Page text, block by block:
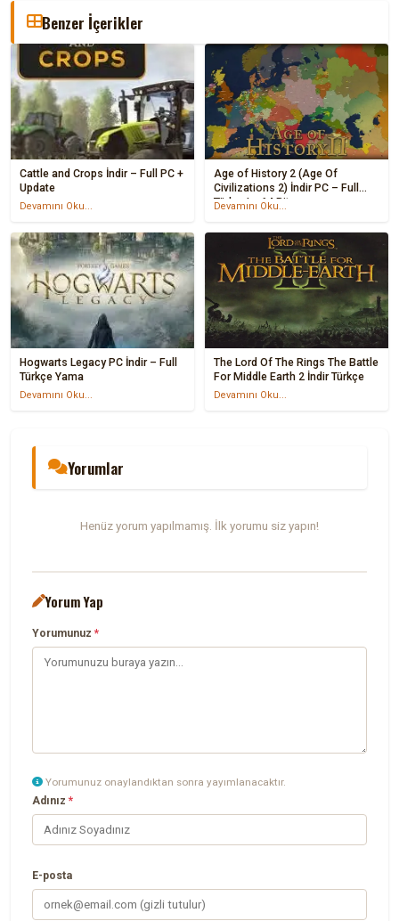
Benzer İçerikler
Cattle and Crops İndir – Full PC +
Update
Devamını Oku...
Age of History 2 (Age Of
Civilizations 2) İndir PC – Full
Türkçe! + 64 Bit
Devamını Oku...
Hogwarts Legacy PC İndir – Full
Türkçe Yama
Devamını Oku...
The Lord Of The Rings The Battle
For Middle Earth 2 İndir Türkçe
Devamını Oku...
Yorumlar
Henüz yorum yapılmamış. İlk yorumu siz yapın!
Yorum Yap
Yorumunuz*
Yorumunuz onaylandıktan sonra yayımlanacaktır.
Adınız*
E-posta